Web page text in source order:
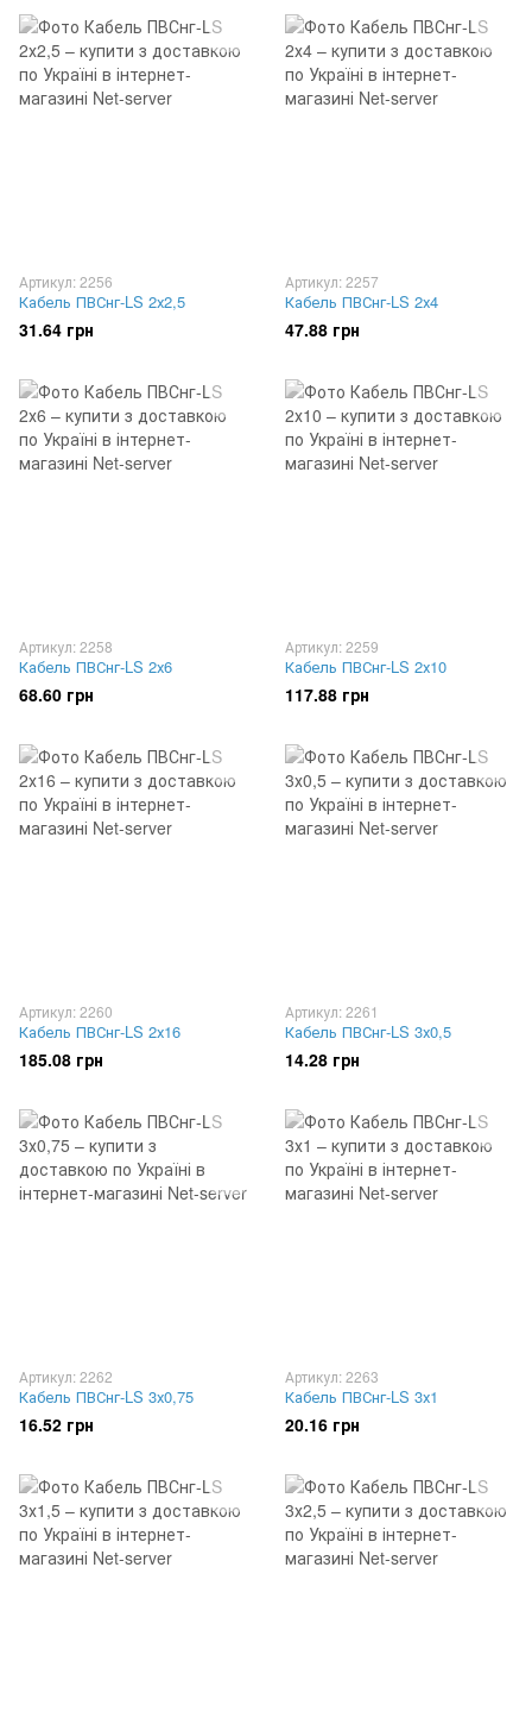
Артикул: 2256
Кабель ПВСнг-LS 2х2,5
31.64 грн
Артикул: 2257
Кабель ПВСнг-LS 2х4
47.88 грн
Артикул: 2258
Кабель ПВСнг-LS 2х6
68.60 грн
Артикул: 2259
Кабель ПВСнг-LS 2х10
117.88 грн
Артикул: 2260
Кабель ПВСнг-LS 2х16
185.08 грн
Артикул: 2261
Кабель ПВСнг-LS 3х0,5
14.28 грн
Артикул: 2262
Кабель ПВСнг-LS 3х0,75
16.52 грн
Артикул: 2263
Кабель ПВСнг-LS 3х1
20.16 грн